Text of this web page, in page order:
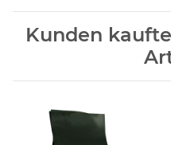
Kunden